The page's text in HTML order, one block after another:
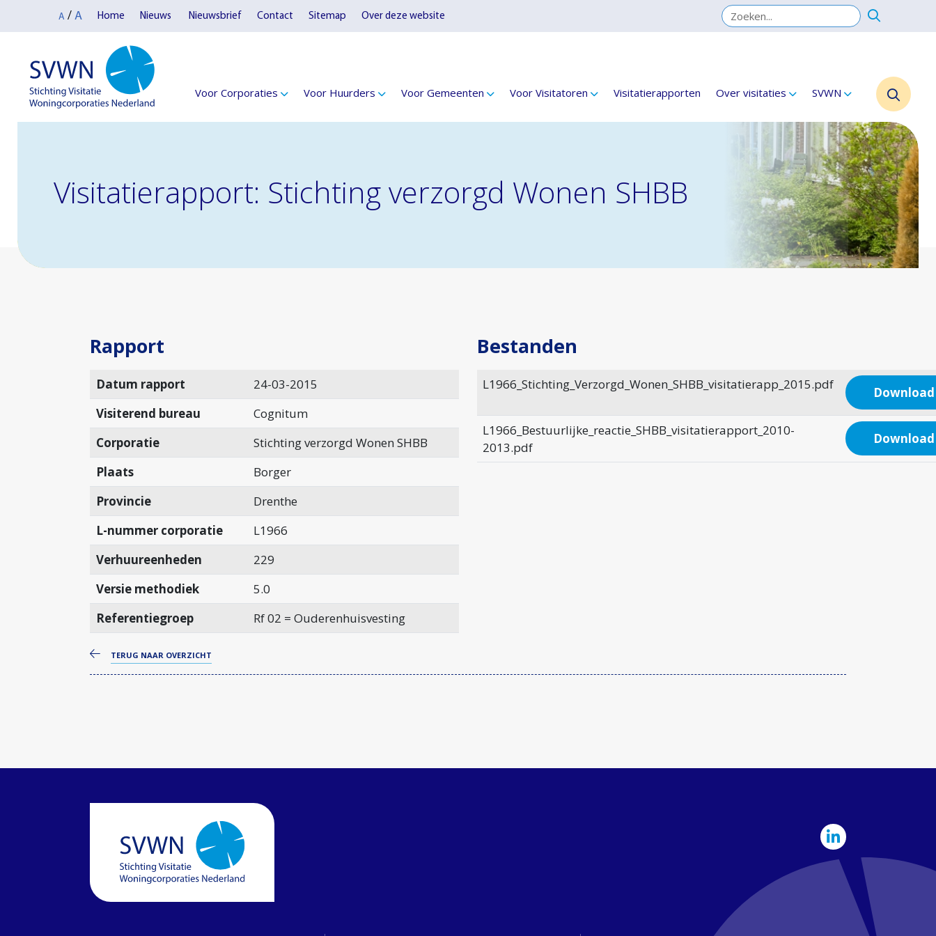
A / A Home Nieuws Nieuwsbrief Contact Sitemap Over deze website
Voor Corporaties Voor Huurders Voor Gemeenten Voor Visitatoren Visitatierapporten Over visitaties SVWN
Visitatierapport: Stichting verzorgd Wonen SHBB
Rapport
Datum rapport
24-03-2015
Visiterend bureau
Cognitum
Corporatie
Stichting verzorgd Wonen SHBB
Plaats
Borger
Provincie
Drenthe
L-nummer corporatie
L1966
Verhuureenheden
229
Versie methodiek
5.0
Referentiegroep
Rf 02 = Ouderenhuisvesting
Bestanden
L1966_Stichting_Verzorgd_Wonen_SHBB_visitatierapp_2015.pdf
Download
L1966_Bestuurlijke_reactie_SHBB_visitatierapport_2010-
2013.pdf
Download
TERUG NAAR OVERZICHT